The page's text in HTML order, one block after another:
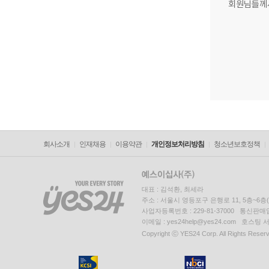
회원님들
회사소개 인재채용 이용약관 개인정보처리방침 청소년보호정책
대표 : 김석환, 최세라
주소 : 서울시 영등포구 은행로 11, 5층~6
사업자등록번호 : 229-81-37000 통신판매
이메일 : yes24help@yes24.com 호스팅
Copyright ⓒ YES24 Corp. All Rights